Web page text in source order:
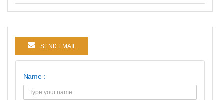
SEND EMAIL
Name :